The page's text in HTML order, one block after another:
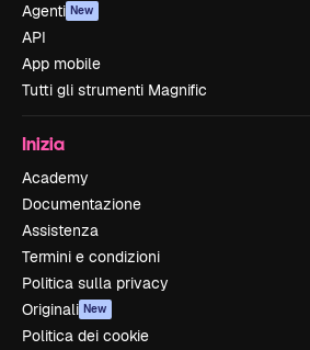
Agenti New
API
App mobile
Tutti gli strumenti Magnific
Inizia
Academy
Documentazione
Assistenza
Termini e condizioni
Politica sulla privacy
Originali New
Politica dei cookie